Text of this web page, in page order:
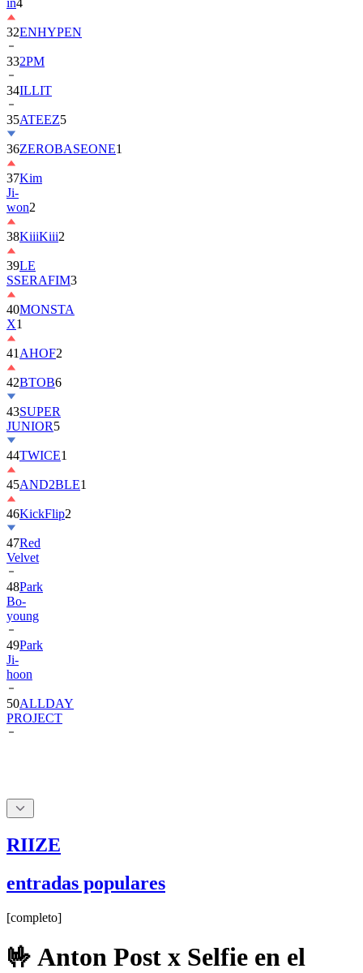
in4
32ENHYPEN
332PM
34ILLIT
35ATEEZ5
36ZEROBASEONE1
37Kim
Ji-
won2
38KiiiKiii2
39LE
SSERAFIM3
40MONSTA
X1
41 AHOF2
42BTOB6
43SUPER
JUNIOR5
44TWICE1
45AND2BLE1
46KickFlip2
47Red
Velvet
48Park
Bo-
young
49Park
Ji-
hoon
50ALLDAY
PROJECT
RIIZE
entradas populares
[completo]
🤟 Anton Post x Selfie en el